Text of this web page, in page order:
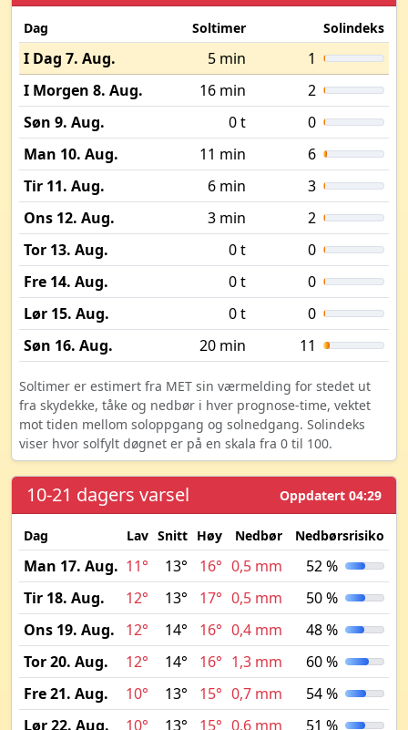
Dag Soltimer Solindeks
I Dag 7. Aug. 5 min
1
I Morgen 8. Aug.
16 min
2
Søn 9. Aug.
0 t
0
Man 10. Aug.
11 min
6
Tir 11. Aug.
6 min
3
Ons 12. Aug.
3 min
2
Tor 13. Aug.
0 t
0
Fre 14. Aug.
0 t
0
Lør 15. Aug.
0 t
0
Søn 16. Aug.
20 min 11
Soltimer er estimert fra MET sin værmelding for stedet ut
fra skydekke, tåke og nedbør i hver prognose-time, vektet
mot tiden mellom soloppgang og solnedgang. Solindeks
viser hvor solfylt døgnet er på en skala fra 0 til 100.
10-21 dagers varsel Oppdatert 04:29
Dag Lav Snitt Høy Nedbør Nedbørsrisiko
Man 17. Aug. 11° 13° 16° 0,5 mm
52 %
Tir 18. Aug.
12° 13° 17° 0,5 mm
50 %
Ons 19. Aug.
12° 14° 16° 0,4 mm
48 %
Tor 20. Aug.
12° 14° 16° 1,3 mm
60 %
Fre 21. Aug.
10° 13° 15° 0,7 mm
54 %
Lør 22. Aug.
10° 13° 15° 0,6 mm 51 %